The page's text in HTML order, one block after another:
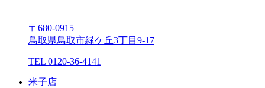
〒680-0915
⿃取県⿃取市緑ケ丘3丁⽬9-17
TEL 0120-36-4141
⽶⼦店